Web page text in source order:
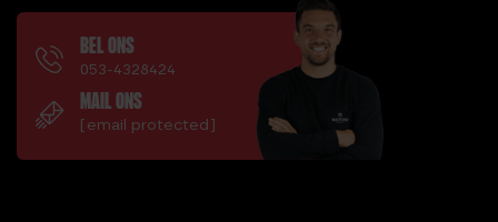
BEL ONS
053-4328424
MAIL ONS
[email protected]